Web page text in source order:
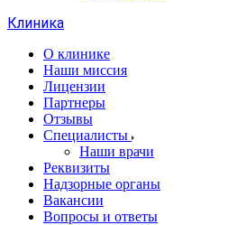
Клиника
О клинике
Наши миссия
Лицензии
Партнеры
Отзывы
Специалисты
Наши врачи
Реквизиты
Надзорные органы
Вакансии
Вопросы и ответы